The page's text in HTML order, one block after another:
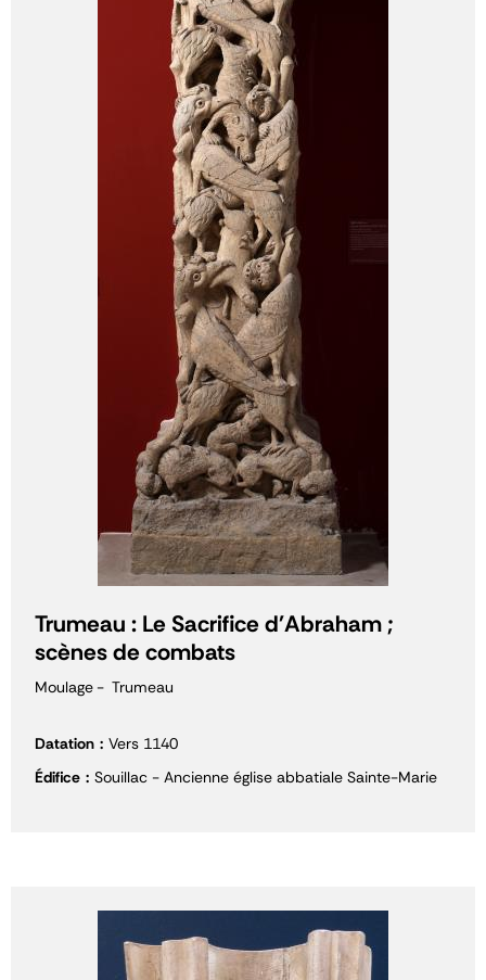
Trumeau : Le Sacrifice d'Abraham ;
scènes de combats
Moulage Trumeau
Datation
Vers 1140
Édifice
Souillac - Ancienne église abbatiale Sainte-Marie